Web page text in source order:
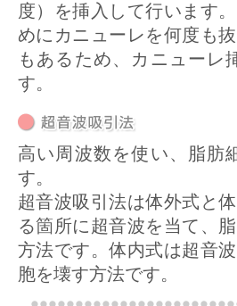
度）を挿入して行います
めにカニューレを何度も
もあるため、カニューレ
す。
高い周波数を使い、脂肪
す。
超音波吸引法は体外式と
る箇所に超音波を当て、
方法です。体内式は超音
胞を壊す方法です。